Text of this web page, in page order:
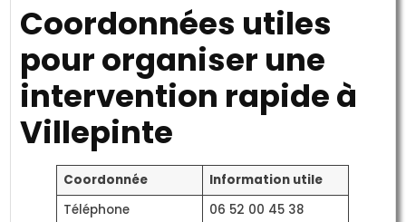
Coordonnées utiles
pour organiser une
intervention rapide à
Villepinte
Coordonnée
Information utile
Téléphone
06 52 00 45 38